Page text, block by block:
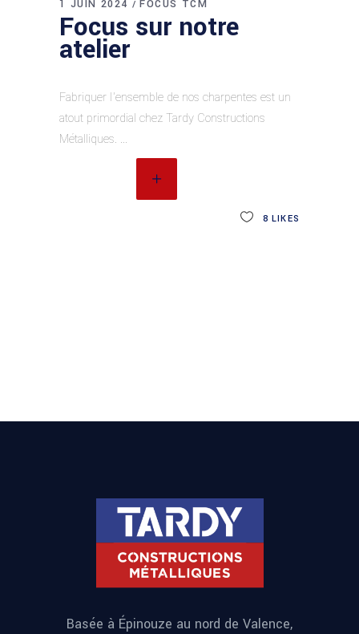
1 JUIN 2024 FOCUS TCM
Focus sur notre
atelier
Fabriquer l’ensemble de nos charpentes est un
atout primordial chez Tardy Constructions
Métalliques.
8 LIKES
Basée à Épinouze au nord de Valence,